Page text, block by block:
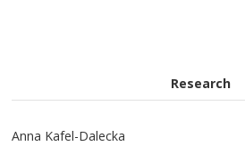
Research
Anna Kafel-Dalecka